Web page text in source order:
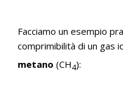
Facciamo un esempio
comprimibilità di un gas
metano (CH4):